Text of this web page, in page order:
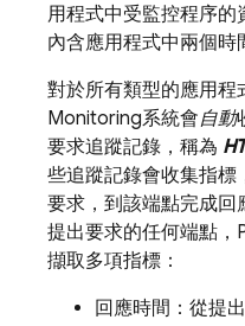
用程式中受監控程序的
內含應用程式中兩個時
對於所有類型的應用程
Monitoring系統會自動
要求追蹤記錄，稱為
些追蹤記錄會收集指標
要求，到該端點完成回
提出要求的任何端點，
擷取多項指標：
回應時間：從提